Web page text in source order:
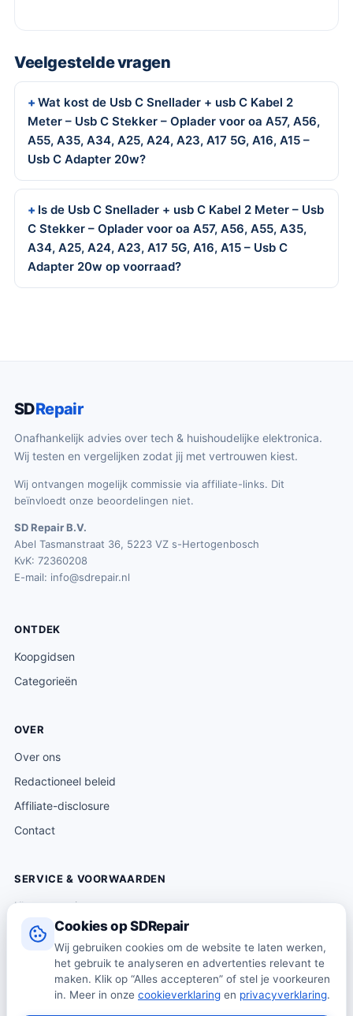
Cookies op SDRepair
Wij gebruiken cookies om de website te laten werken,
het gebruik te analyseren en advertenties relevant te
maken. Klik op “Alles accepteren” of stel je voorkeuren
in. Meer in onze cookieverklaring en privacyverklaring.
Veelgestelde vragen
Wat kost de Usb C Snellader + usb C Kabel 2
Meter – Usb C Stekker – Oplader voor oa A57, A56,
A55, A35, A34, A25, A24, A23, A17 5G, A16, A15 –
Usb C Adapter 20w?
Is de Usb C Snellader + usb C Kabel 2 Meter – Usb
C Stekker – Oplader voor oa A57, A56, A55, A35,
A34, A25, A24, A23, A17 5G, A16, A15 – Usb C
Adapter 20w op voorraad?
SDRepair
Onafhankelijk advies over tech & huishoudelijke elektronica.
Wij testen en vergelijken zodat jij met vertrouwen kiest.
Wij ontvangen mogelijk commissie via affiliate-links. Dit
beïnvloedt onze beoordelingen niet.
SD Repair B.V.
Abel Tasmanstraat 36, 5223 VZ s-Hertogenbosch
KvK: 72360208
E-mail: info@sdrepair.nl
ONTDEK
Koopgidsen
Categorieën
OVER
Over ons
Redactioneel beleid
Affiliate-disclosure
Contact
SERVICE & VOORWAARDEN
Klantenservice
Verzending & levering
Retourneren
Algemene voorwaarden